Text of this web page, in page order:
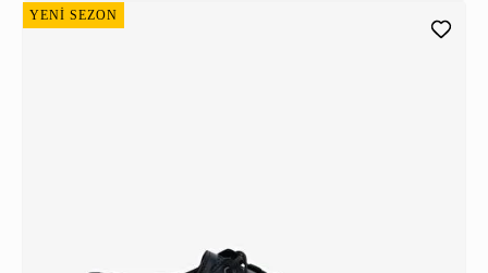
YENİ SEZON